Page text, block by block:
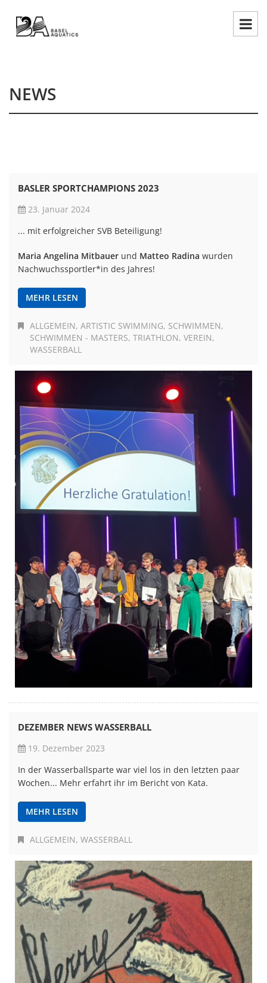
NEWS
BASLER SPORTCHAMPIONS 2023
23. Januar 2024
... mit erfolgreicher SVB Beteiligung!
Maria Angelina Mitbauer und Matteo Radina wurden
Nachwuchssportler*in des Jahres!
MEHR LESEN
ALLGEMEIN ARTISTIC SWIMMING SCHWIMMEN
SCHWIMMEN - MASTERS TRIATHLON VEREIN
WASSERBALL
DEZEMBER NEWS WASSERBALL
19. Dezember 2023
In der Wasserballsparte war viel los in den letzten paar
Wochen... Mehr erfahrt ihr im Bericht von Kata.
MEHR LESEN
ALLGEMEIN WASSERBALL